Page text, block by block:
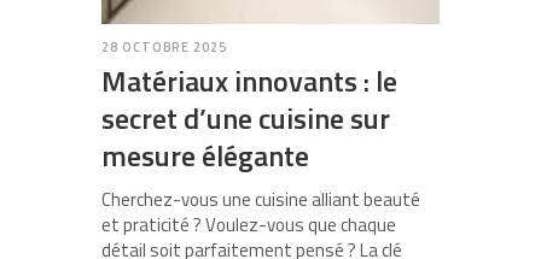
28 OCTOBRE 2025
Matériaux innovants : le
secret d’une cuisine sur
mesure élégante
Cherchez-vous une cuisine alliant beauté
et praticité ? Voulez-vous que chaque
détail soit parfaitement pensé ? La clé